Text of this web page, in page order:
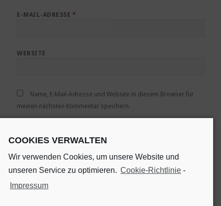
COOKIES VERWALTEN
Wir verwenden Cookies, um unsere Website und
unseren Service zu optimieren. Cookie-Richtlinie -
Impressum
E-MAIL-ADRESSE *
WEBSITE
Name, E-Mail-Adresse und Website in diesem Browser für
meinen nächsten Kommentar speichern.